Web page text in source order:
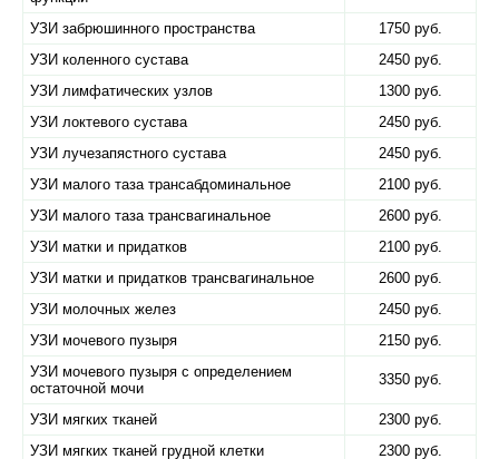
УЗИ забрюшинного пространства
1750 руб.
УЗИ коленного сустава
2450 руб.
УЗИ лимфатических узлов
1300 руб.
УЗИ локтевого сустава
2450 руб.
УЗИ лучезапястного сустава
2450 руб.
УЗИ малого таза трансабдоминальное
2100 руб.
УЗИ малого таза трансвагинальное
2600 руб.
УЗИ матки и придатков
2100 руб.
УЗИ матки и придатков трансвагинальное
2600 руб.
УЗИ молочных желез
2450 руб.
УЗИ мочевого пузыря
2150 руб.
УЗИ мочевого пузыря с определением
остаточной мочи
3350 руб.
УЗИ мягких тканей
2300 руб.
УЗИ мягких тканей грудной клетки
2300 руб.